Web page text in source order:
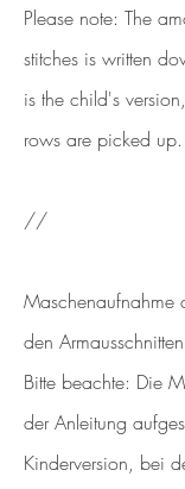
Please note: The
stitches is written
is the child's
rows are picked up.
//
Maschenaufnahme
den Armausschnitten
Bitte beachte: Die
der Anleitung
Kinderversion, bei